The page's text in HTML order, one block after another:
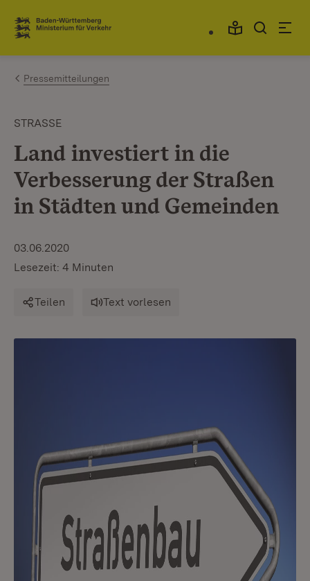
Zum Inhalt springen
Link zur Startseite
Pressemitteilungen
STRASSE
Land investiert in die
Verbesserung der Straßen
in Städten und Gemeinden
03.06.2020
Lesezeit: 4 Minuten
Teilen Text vorlesen